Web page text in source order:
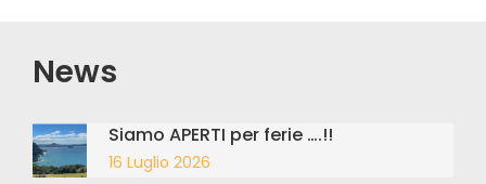
News
Siamo APERTI per ferie ….!!
16 Luglio 2026